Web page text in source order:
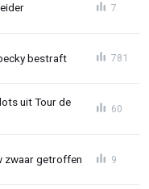
7
bestraft 781
uit Tour de
60
zwaar getroffen 9